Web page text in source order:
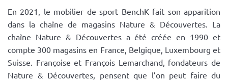
En 2021, le mobilier de sport BenchK fait son apparition
dans la chaîne de magasins Nature & Découvertes. La
chaîne Nature & Découvertes a été créée en 1990 et
compte 300 magasins en France, Belgique, Luxembourg et
Suisse. Françoise et François Lemarchand, fondateurs de
Nature & Découvertes, pensent que l’on peut faire du